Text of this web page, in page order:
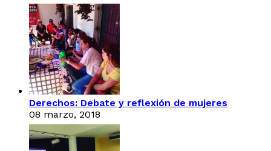
Derechos: Debate y reflexión de mujeres
08 marzo, 2018